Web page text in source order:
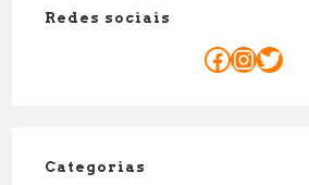
Curiosidades
Redes sociais
Facebook
Instagram
Twitter
Categorias